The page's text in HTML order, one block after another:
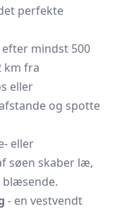
perfekte
mindst 500
km fra
eller
og spotte
eller
søen skaber læ,
- en vestvendt